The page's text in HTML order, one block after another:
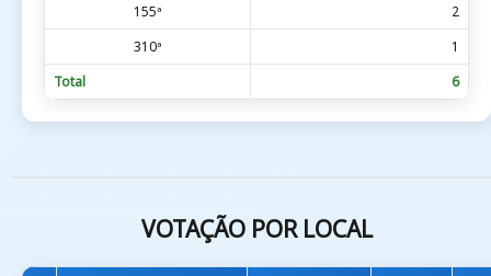
155ª
2
310ª
1
Total
6
VOTAÇÃO POR LOCAL